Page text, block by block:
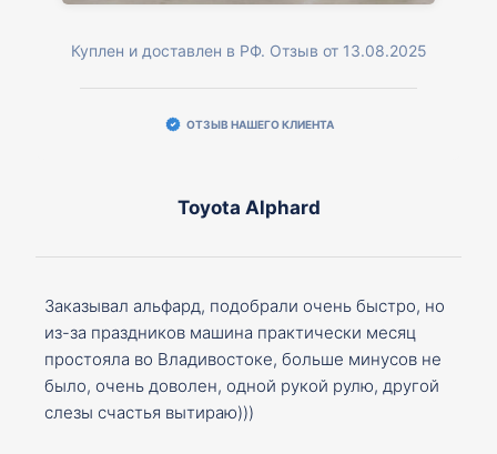
Куплен и доставлен в РФ. Отзыв от 13.08.2025
ОТЗЫВ НАШЕГО КЛИЕНТА
Toyota Alphard
Заказывал альфард, подобрали очень быстро, но
из-за праздников машина практически месяц
простояла во Владивостоке, больше минусов не
было, очень доволен, одной рукой рулю, другой
слезы счастья вытираю)))